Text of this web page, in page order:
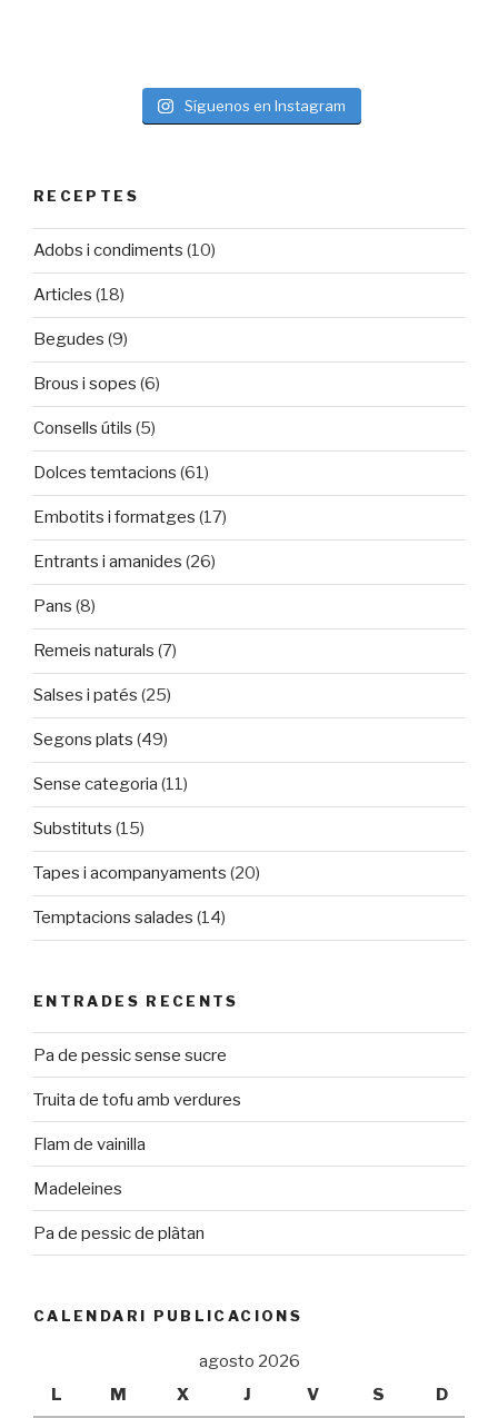
Síguenos en Instagram
RECEPTES
Adobs i condiments (10)
Articles (18)
Begudes (9)
Brous i sopes (6)
Consells útils (5)
Dolces temtacions (61)
Embotits i formatges (17)
Entrants i amanides (26)
Pans (8)
Remeis naturals (7)
Salses i patés (25)
Segons plats (49)
Sense categoria (11)
Substituts (15)
Tapes i acompanyaments (20)
Temptacions salades (14)
ENTRADES RECENTS
Pa de pessic sense sucre
Truita de tofu amb verdures
Flam de vainilla
Madeleines
Pa de pessic de plàtan
CALENDARI PUBLICACIONS
agosto 2026
L
M X J V S D